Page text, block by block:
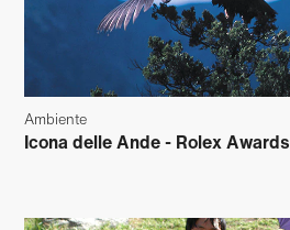
Ambiente
Icona delle Ande - Rolex Awards